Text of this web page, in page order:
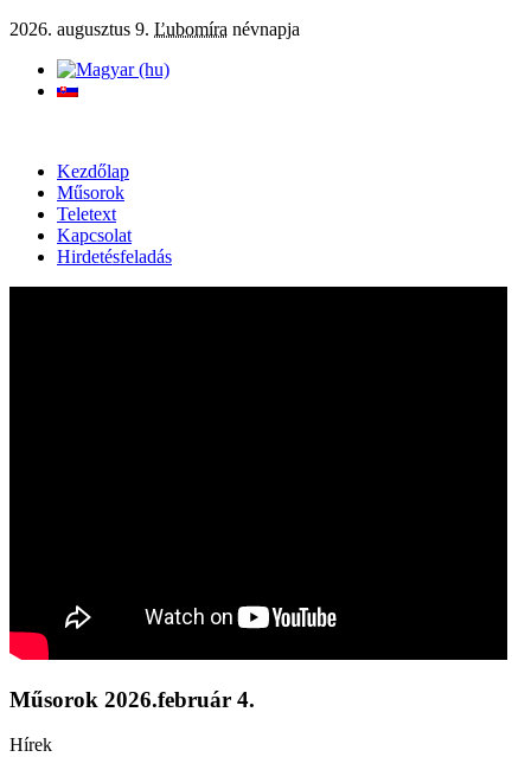
2026. augusztus 9. Ľubomíra névnapja
Kezdőlap
Műsorok
Teletext
Kapcsolat
Hirdetésfeladás
Műsorok 2026.február 4.
Hírek